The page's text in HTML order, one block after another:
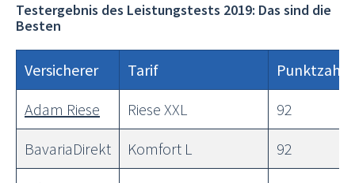
Testergebnis des Leistungstests 2019: Das sind die
Besten
Versicherer Tarif
Punktzahl
Adam Riese
Riese XXL
92
BavariaDirekt
Komfort L
92